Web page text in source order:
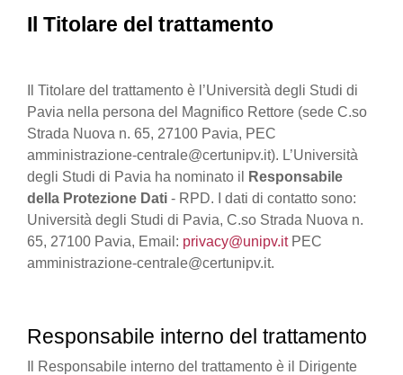
Il Titolare del trattamento
Il Titolare del trattamento è l’Università degli Studi di
Pavia nella persona del Magnifico Rettore (sede C.so
Strada Nuova n. 65, 27100 Pavia, PEC
amministrazione-centrale@certunipv.it). L’Università
degli Studi di Pavia ha nominato il
Responsabile
della Protezione Dati - RPD. I dati di contatto sono:
Università degli Studi di Pavia, C.so Strada Nuova n.
65, 27100 Pavia, Email: privacy@unipv.itPEC
amministrazione-centrale@certunipv.it.
Responsabile interno del trattamento
Il Responsabile interno del trattamento è il Dirigente